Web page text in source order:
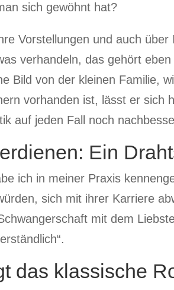
sich gewöhnt hat?
Vorstellungen und auch
verhandeln, das gehört
Bild von der kleinen Familie,
vorhanden ist, lässt er sich
auf jeden Fall noch
Ein
ich in meiner Praxis
sich mit ihrer Karriere
mit dem
das klassische